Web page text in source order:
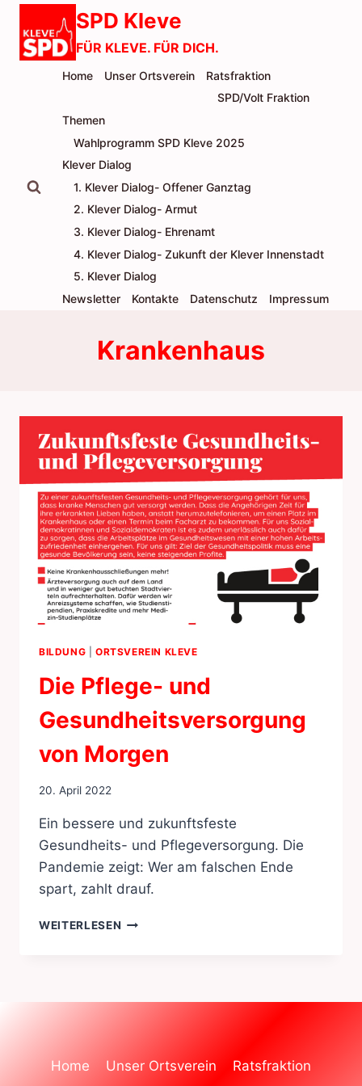
Inhalt
springen
SPD Kleve
FÜR KLEVE. FÜR DICH.
Home Unser Ortsverein
Ratsfraktion
SPD/Volt Fraktion
Themen
Wahlprogramm SPD Kleve 2025
Klever Dialog
1. Klever Dialog- Offener Ganztag
2. Klever Dialog- Armut
3. Klever Dialog- Ehrenamt
4. Klever Dialog- Zukunft der Klever Innenstadt
5. Klever Dialog
Newsletter
Kontakte Datenschutz Impressum
Krankenhaus
BILDUNG ORTSVEREIN KLEVE
Die Pflege- und
Gesundheitsversorgung
von Morgen
20. April 2022
Ein bessere und zukunftsfeste
Gesundheits- und Pflegeversorgung. Die
Pandemie zeigt: Wer am falschen Ende
spart, zahlt drauf.
WEITERLESEN DIE
MORGEN
Home Unser Ortsverein Ratsfraktion